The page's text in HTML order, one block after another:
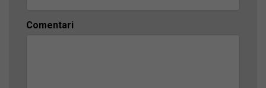
Comentari